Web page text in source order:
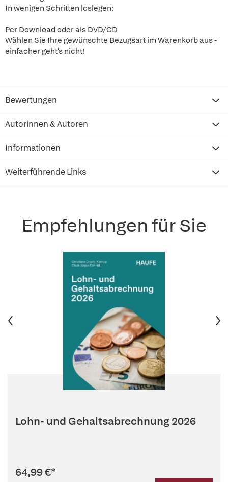
In wenigen Schritten loslegen:
Per Download oder als DVD/CD
Wählen Sie Ihre gewünschte Bezugsart im Warenkorb aus -
einfacher geht's nicht!
Bewertungen
Autorinnen & Autoren
Informationen
Weiterführende Links
Empfehlungen für Sie
Lohn- und Gehaltsabrechnung 2026
64,99 €*